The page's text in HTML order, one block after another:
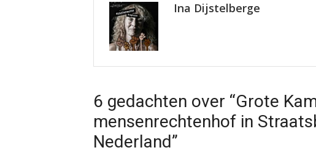
Ina Dijstelberge
6 gedachten over “Grote
mensenrechtenhof in
Nederland”